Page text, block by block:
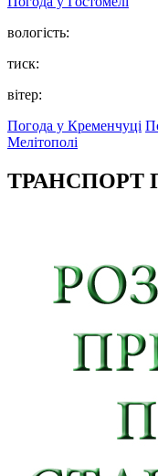
вологість:
тиск:
вітер:
Погода у Кременчуці
Мелітополі
ТРАНСПОРТ